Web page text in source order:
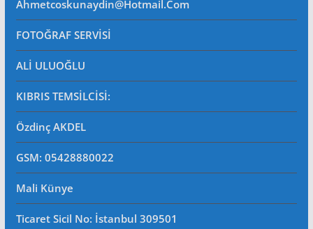
Ahmetcoskunaydin@hotmail.com
FOTOĞRAF SERVİSİ
ALİ ULUOĞLU
KIBRIS TEMSİLCİSİ:
Özdinç AKDEL
GSM: 05428880022
Mali Künye
Ticaret Sicil No: İstanbul 309501